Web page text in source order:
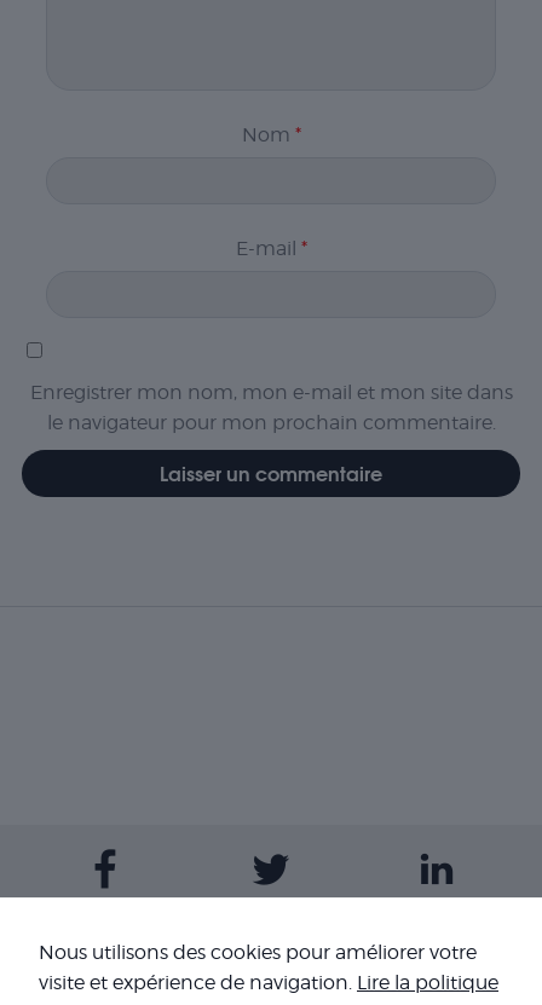
Nom *
E-mail *
Enregistrer mon nom, mon e-mail et mon site dans
le navigateur pour mon prochain commentaire.
Contactez-nous
Nous utilisons des cookies pour améliorer votre
visite et expérience de navigation. Lire la politique